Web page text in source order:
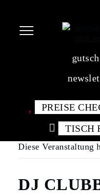
PREISE
TISCH
Diese Veranstaltung
DJ